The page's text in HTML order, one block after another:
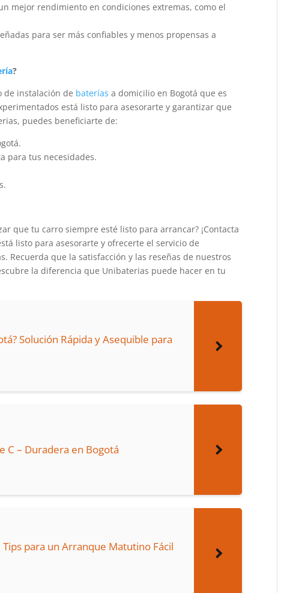
mejor rendimiento en condiciones extremas, como el
para ser más confiables y menos propensas a
?
de instalación de baterías a domicilio en Bogotá que es
está listo para asesorarte y garantizar que
puedes beneficiarte de:
para tus necesidades.
que tu carro siempre esté listo para arrancar? ¡Contacta
listo para asesorarte y ofrecerte el servicio de
Recuerda que la satisfacción y las reseñas de nuestros
la diferencia que Unibaterias puede hacer en tu
Solución Rápida y Asequible para
C – Duradera en Bogotá
para un Arranque Matutino Fácil